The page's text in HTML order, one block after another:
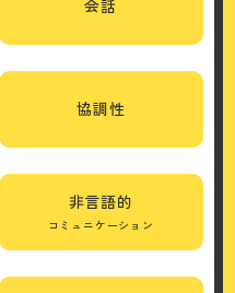
会話
協調性
非言語的
コミュニケーション